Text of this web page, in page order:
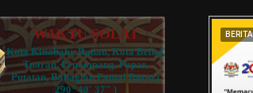
BERITA